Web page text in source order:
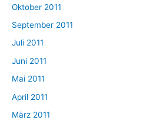
Oktober 2011
September 2011
Juli 2011
Juni 2011
Mai 2011
April 2011
März 2011